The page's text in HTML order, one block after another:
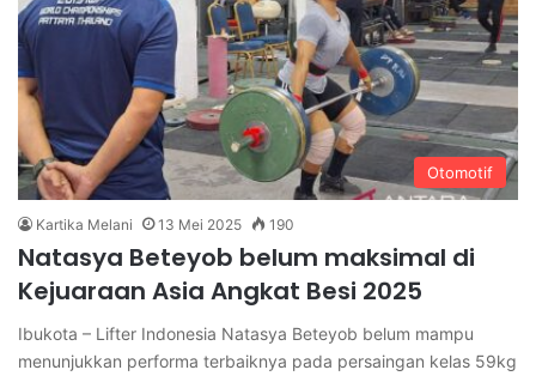
Otomotif
Kartika Melani 13 Mei 2025 190
Natasya Beteyob belum maksimal di
Kejuaraan Asia Angkat Besi 2025
Ibukota – Lifter Indonesia Natasya Beteyob belum mampu
menunjukkan performa terbaiknya pada persaingan kelas 59kg